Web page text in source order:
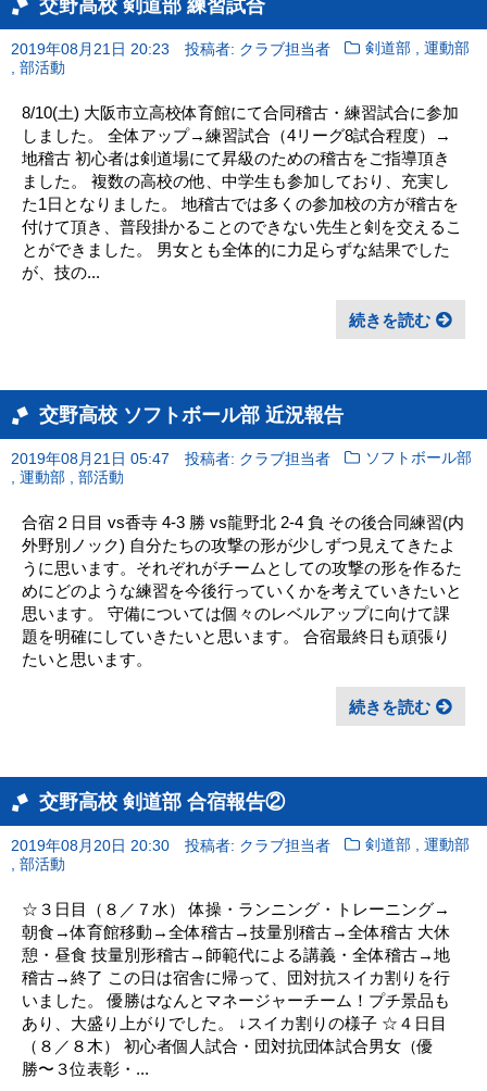
交野高校 剣道部 練習試合
2019年08月21日 20:23 投稿者: クラブ担当者 剣道部 ,運動部
, 部活動
8/10(土) 大阪市立高校体育館にて合同稽古・練習試合に参加
しました。 全体アップ→練習試合（4リーグ8試合程度）→
地稽古 初心者は剣道場にて昇級のための稽古をご指導頂き
ました。 複数の高校の他、中学生も参加しており、充実し
た1日となりました。 地稽古では多くの参加校の方が稽古を
付けて頂き、普段掛かることのできない先生と剣を交えるこ
とができました。 男女とも全体的に力足らずな結果でした
が、技の...
続きを読む
交野高校 ソフトボール部 近況報告
2019年08月21日 05:47 投稿者: クラブ担当者
ソフトボール部
, 運動部 , 部活動
合宿２日目 vs香寺 4-3 勝 vs龍野北 2-4 負 その後合同練習(内
外野別ノック) 自分たちの攻撃の形が少しずつ見えてきたよ
うに思います。それぞれがチームとしての攻撃の形を作るた
めにどのような練習を今後行っていくかを考えていきたいと
思います。 守備については個々のレベルアップに向けて課
題を明確にしていきたいと思います。 合宿最終日も頑張り
たいと思います。
続きを読む
交野高校 剣道部 合宿報告②
2019年08月20日 20:30 投稿者: クラブ担当者 剣道部 ,運動部
, 部活動
☆３日目（８／７水） 体操・ランニング・トレーニング→
朝食→体育館移動→全体稽古→技量別稽古→全体稽古 大休
憩・昼食 技量別形稽古→師範代による講義・全体稽古→地
稽古→終了 この日は宿舎に帰って、団対抗スイカ割りを行
いました。 優勝はなんとマネージャーチーム！プチ景品も
あり、大盛り上がりでした。 ↓スイカ割りの様子 ☆４日目
（８／８木） 初心者個人試合・団対抗団体試合男女（優
勝〜３位表彰・...